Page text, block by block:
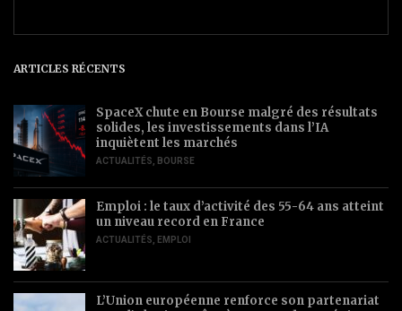
ARTICLES RÉCENTS
SpaceX chute en Bourse malgré des résultats
solides, les investissements dans l’IA
inquiètent les marchés
ACTUALITÉS BOURSE
Emploi : le taux d’activité des 55-64 ans atteint
un niveau record en France
ACTUALITÉS EMPLOI
L’Union européenne renforce son partenariat